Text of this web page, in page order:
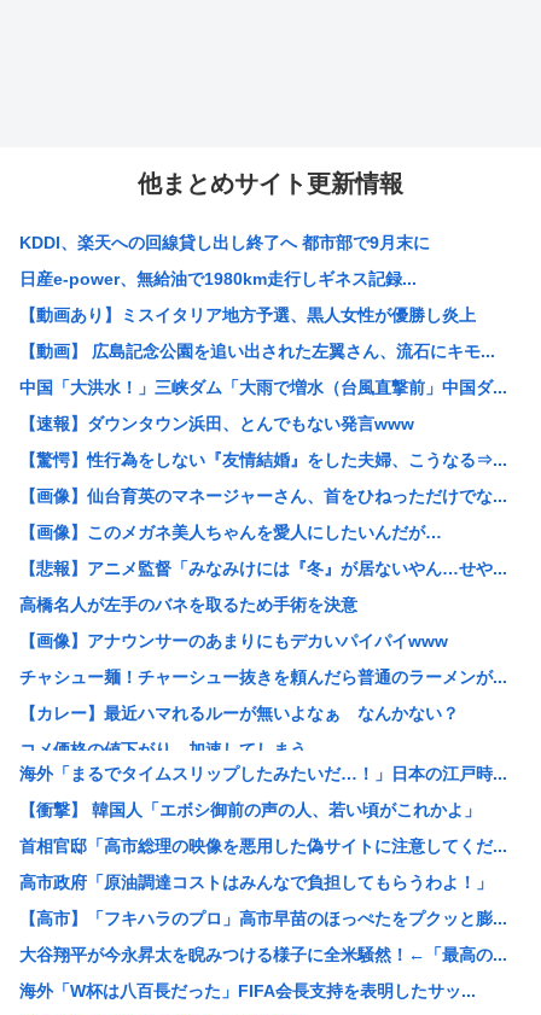
他まとめサイト更新情報
KDDI、楽天への回線貸し出し終了へ 都市部で9月末に
日産e-power、無給油で1980km走行しギネス記録...
【動画あり】ミスイタリア地方予選、黒人女性が優勝し炎上
【動画】 広島記念公園を追い出された左翼さん、流石にキモ...
中国「大洪水！」三峡ダム「大雨で増水（台風直撃前」中国ダ...
【速報】ダウンタウン浜田、とんでもない発言www
【驚愕】性行為をしない『友情結婚』をした夫婦、こうなる⇒...
【画像】仙台育英のマネージャーさん、首をひねっただけでな...
【画像】このメガネ美人ちゃんを愛人にしたいんだが…
【悲報】アニメ監督「みなみけには『冬』が居ないやん…せや...
高橋名人が左手のバネを取るため手術を決意
【画像】アナウンサーのあまりにもデカいパイパイwww
チャシュー麺！チャーシュー抜きを頼んだら普通のラーメンが...
【カレー】最近ハマれるルーが無いよなぁ なんかない？
コメ価格の値下がり、加速してしまう
マイナンバーカード作ってない奴って病院行くときどうすんの
【画像】女子「ディズニーで結婚式を挙げさせてくれないモラ...
５大、肉食じゃないけど凶暴な動物「カバ」「アフリカゾウ」...
ラーメン屋でラストオーダー5分前に入店するの迷惑？
謎のバンドリアニメ「ゆめ∞みた」第8話。8/9(日)はM...
富裕層の｢ペット離れ｣が止まらない…｢300万円の血統書...
百田尚樹、保守著名インフルエンサーへの自民党献金疑惑を投...
海外「まるでタイムスリップしたみたいだ…！」日本の江戸時...
【衝撃】 韓国人「エボシ御前の声の人、若い頃がこれかよ」
首相官邸「高市総理の映像を悪用した偽サイトに注意してくだ...
高市政府「原油調達コストはみんなで負担してもらうわよ！」
【高市】「フキハラのプロ」高市早苗のほっぺたをプクッと膨...
大谷翔平が今永昇太を睨みつける様子に全米騒然！←「最高の...
海外「W杯は八百長だった」FIFA会長支持を表明したサッ...